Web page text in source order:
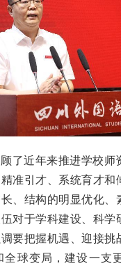
了近年来推进学校师
准引才、系统育才和
、结构的明显优化、
对于学科建设、科学
要把握机遇、迎接挑
全球变局，建设一支